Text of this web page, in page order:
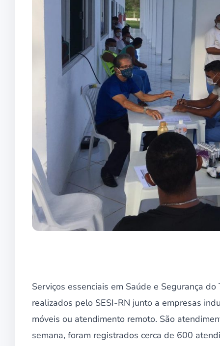
Serviços essenciais em Saúde e Segurança
realizados pelo SESI-RN junto a empresas
móveis ou atendimento remoto. São
semana, foram registrados cerca de 600